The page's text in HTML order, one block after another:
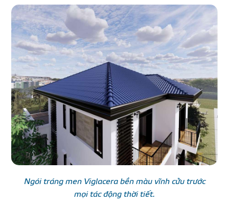
Ngói tráng men Viglacera bền màu vĩnh cửu trước
mọi tác động thời tiết.